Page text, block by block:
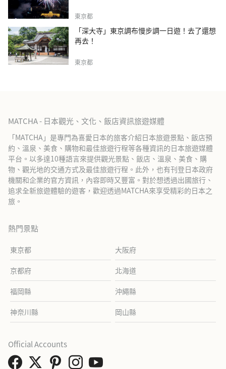
東京都
「深大寺」東京調布慢步調一日遊！去了還想
再去！
東京都
MATCHA - 日本觀光、文化、飯店資訊旅遊媒體
「MATCHA」是專門為喜愛日本的旅客介紹日本旅遊景點、飯店預
約、溫泉、美食、購物和最佳旅遊行程等各種資訊的日本旅遊媒體
平台。以多達10種語言來提供觀光景點、飯店、溫泉、美食、購
物、觀光地的交通方式及最佳旅遊行程。此外，也有刊登日本政府
機關和企業的官方資訊，內容即時又豐富。對於想透過出國旅行、
追求全新旅遊體驗的遊客，歡迎透過MATCHA來享受精彩的日本之
旅。
熱門景點
東京都 大阪府
京都府 北海道
福岡縣 沖繩縣
神奈川縣 岡山縣
Official Accounts